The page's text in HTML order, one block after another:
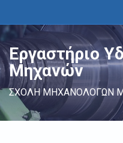
Εργαστήριο
Μηχανών
ΣΧΟΛΗ ΜΗΧΑΝΟΛΟΓΩΝ